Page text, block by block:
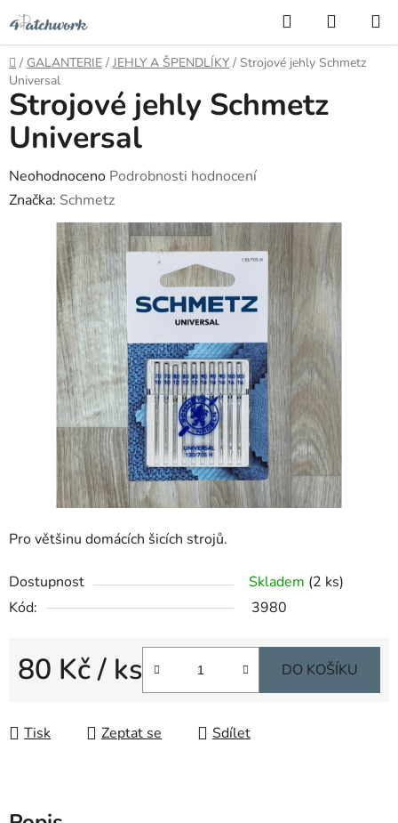
Přejít
na
obsah
Hledat
KOŠÍK
Domů
/ GALANTERIE / JEHLY A ŠPENDLÍKY / Strojové jehly Schmetz
Universal
Pro většinu domácích šicích strojů.
Dostupnost Skladem (2 ks)
Kód:
3980
80 Kč/ ks DO KOŠÍKU
Tisk Zeptat se Sdílet
Strojové jehly Schmetz
Universal
Průměrné
hodnocení
produktu
hvězdiček.
Neohodnoceno Podrobnosti hodnocení
Značka: Schmetz